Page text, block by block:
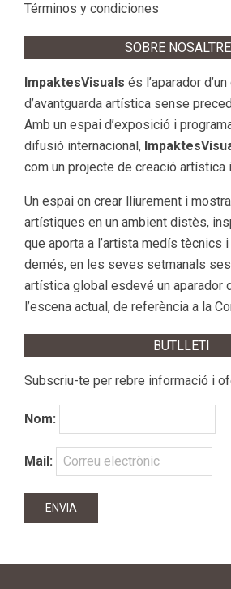
Términos y condiciones
SOBRE
ImpaktesVisuals és l’aparador
d’avantguarda artística sense
Amb un espai d’exposició i
difusió internacional,
com un projecte de creació artística
Un espai on crear lliurement i
artístiques en un ambient distès,
que aporta a l’artista medís tècnics
demés, en les seves setmanals
artística global esdevé un aparador
l’escena actual, de referència a la
BUTLLETI
Subscriu-te per rebre informació i
Nom:
Mail: